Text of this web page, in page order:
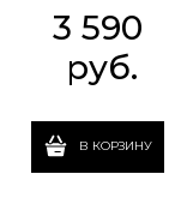
3 590
руб.
В КОРЗИНУ